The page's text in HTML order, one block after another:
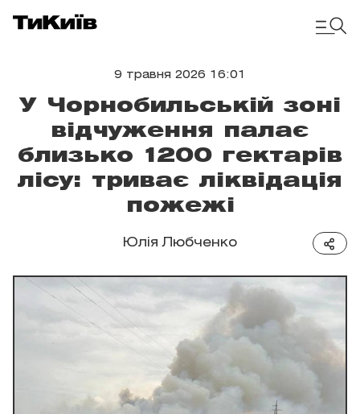
9 травня 2026 16:01
У Чорнобильській зоні
відчуження палає
близько 1200 гектарів
лісу: триває ліквідація
пожежі
Юлія Любченко